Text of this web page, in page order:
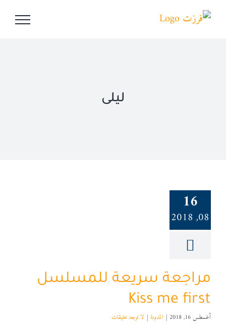
Skip
ليلى
16
08, 2018
مراجعة سريعة للمسلسل
Kiss me first
أغسطس 16, 2018 | المدونة | لا توجد تعليقات